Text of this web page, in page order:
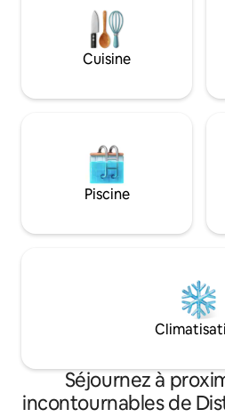
les familles. Situé près de Hitech
Jubilee Hills et Gachibowli. Idéal
travail à distance, les séjours
ou les escapades. Réservez votre
Cuisine
Piscine
Séjournez à
incontournables de